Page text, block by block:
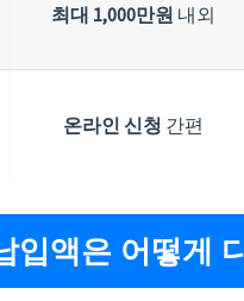
최대 1,000만원 내외
온라인 신청 간편
입액은 어떻게